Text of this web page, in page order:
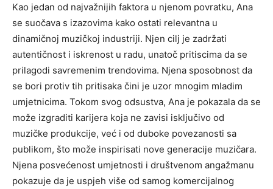
Kao jedan od najvažnijih faktora u njenom povratku, Ana
se suočava s izazovima kako ostati relevantna u
dinamičnoj muzičkoj industriji. Njen cilj je zadržati
autentičnost i iskrenost u radu, unatoč pritiscima da se
prilagodi savremenim trendovima. Njena sposobnost da
se bori protiv tih pritisaka čini je uzor mnogim mladim
umjetnicima. Tokom svog odsustva, Ana je pokazala da se
može izgraditi karijera koja ne zavisi isključivo od
muzičke produkcije, već i od duboke povezanosti sa
publikom, što može inspirisati nove generacije muzičara.
Njena posvećenost umjetnosti i društvenom angažmanu
pokazuje da je uspjeh više od samog komercijalnog